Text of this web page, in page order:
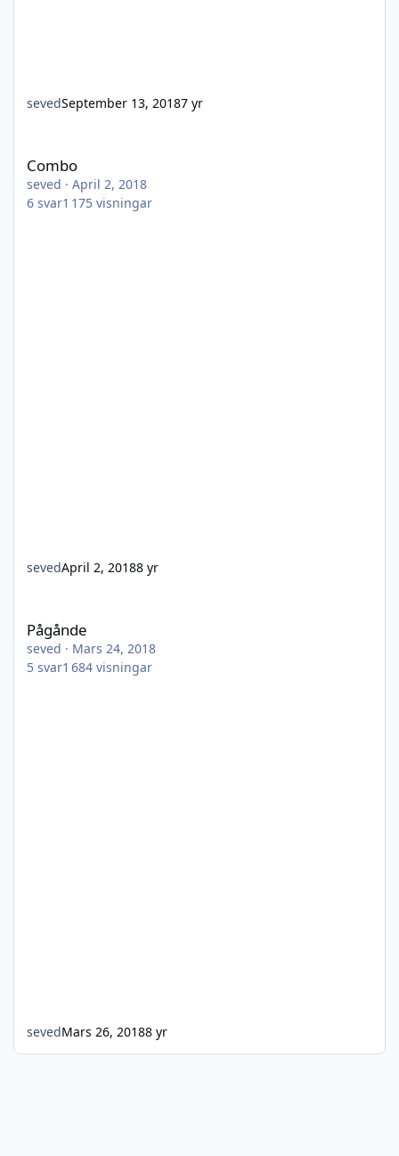
sevedSeptember 13, 20187 yr
Combo
seved · April 2, 2018
6 svar1 175 visningar
sevedApril 2, 20188 yr
Pågånde
seved · Mars 24, 2018
5 svar1 684 visningar
sevedMars 26, 20188 yr